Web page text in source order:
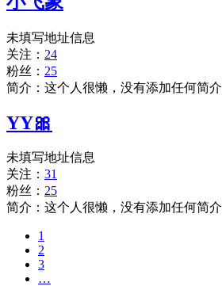
未填写地址信息
关注： 24
粉丝： 25
简介：这个人很懒，没有添加任何简介
YY🎀
未填写地址信息
关注： 31
粉丝： 25
简介：这个人很懒，没有添加任何简介
1
2
3
…